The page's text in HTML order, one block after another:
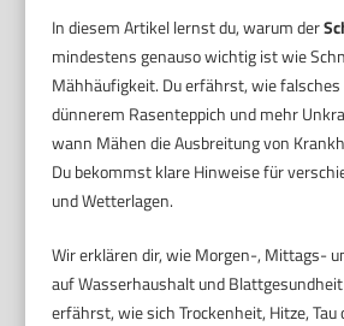
In diesem Artikel lernst du, warum der
mindestens genauso wichtig ist wie
Mähhäufigkeit. Du erfährst, wie
dünnerem Rasenteppich und mehr
wann Mähen die Ausbreitung von
Du bekommst klare Hinweise für
und Wetterlagen.
Wir erklären dir, wie Morgen-, Mittags-
auf Wasserhaushalt und
erfährst, wie sich Trockenheit, Hitze, Tau